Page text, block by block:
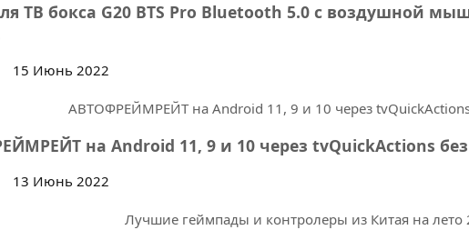
ТВ бокса G20 BTS Pro Bluetooth 5.0 с воздушной
15 Июнь 2022
на Android 11, 9 и 10 через tvQuickActions без
13 Июнь 2022